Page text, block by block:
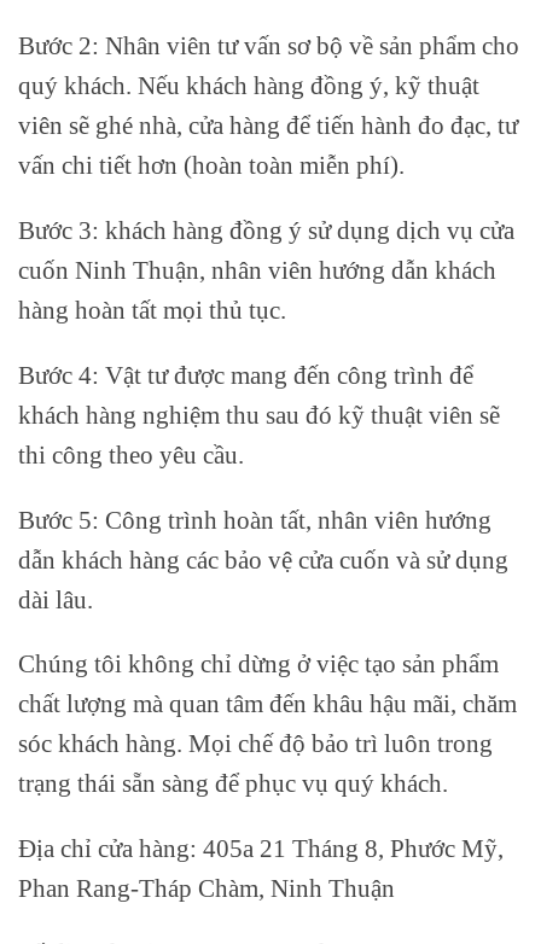
Bước 2: Nhân viên tư vấn sơ bộ về sản phẩm cho
quý khách. Nếu khách hàng đồng ý, kỹ thuật
viên sẽ ghé nhà, cửa hàng để tiến hành đo đạc, tư
vấn chi tiết hơn (hoàn toàn miễn phí).
Bước 3: khách hàng đồng ý sử dụng dịch vụ cửa
cuốn Ninh Thuận, nhân viên hướng dẫn khách
hàng hoàn tất mọi thủ tục.
Bước 4: Vật tư được mang đến công trình để
khách hàng nghiệm thu sau đó kỹ thuật viên sẽ
thi công theo yêu cầu.
Bước 5: Công trình hoàn tất, nhân viên hướng
dẫn khách hàng các bảo vệ cửa cuốn và sử dụng
dài lâu.
Chúng tôi không chỉ dừng ở việc tạo sản phẩm
chất lượng mà quan tâm đến khâu hậu mãi, chăm
sóc khách hàng. Mọi chế độ bảo trì luôn trong
trạng thái sẵn sàng để phục vụ quý khách.
Địa chỉ cửa hàng: 405a 21 Tháng 8, Phước Mỹ,
Phan Rang-Tháp Chàm, Ninh Thuận